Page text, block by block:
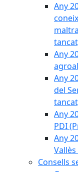
Any
Any
Any
del
Any
PDI
Any
Consells